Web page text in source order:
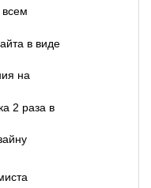
в виде
на
2 раза в